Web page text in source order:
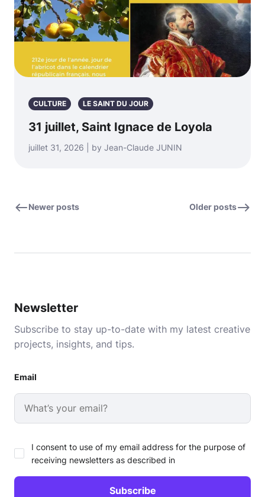
CULTURE LE SAINT DU JOUR
31 juillet, Saint Ignace de Loyola
juillet 31, 2026 | by Jean-Claude JUNIN
Newer posts Older posts
Newsletter
Subscribe to stay up-to-date with my latest creative
projects, insights, and tips.
Email
I consent to use of my email address for the purpose of
receiving newsletters as described in